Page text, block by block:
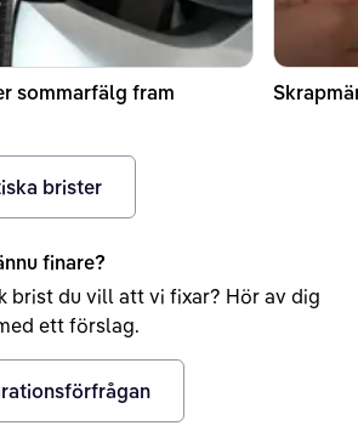
sommarfälg fram
brister
finare?
brist du vill att vi fixar? Hör av dig
ett förslag.